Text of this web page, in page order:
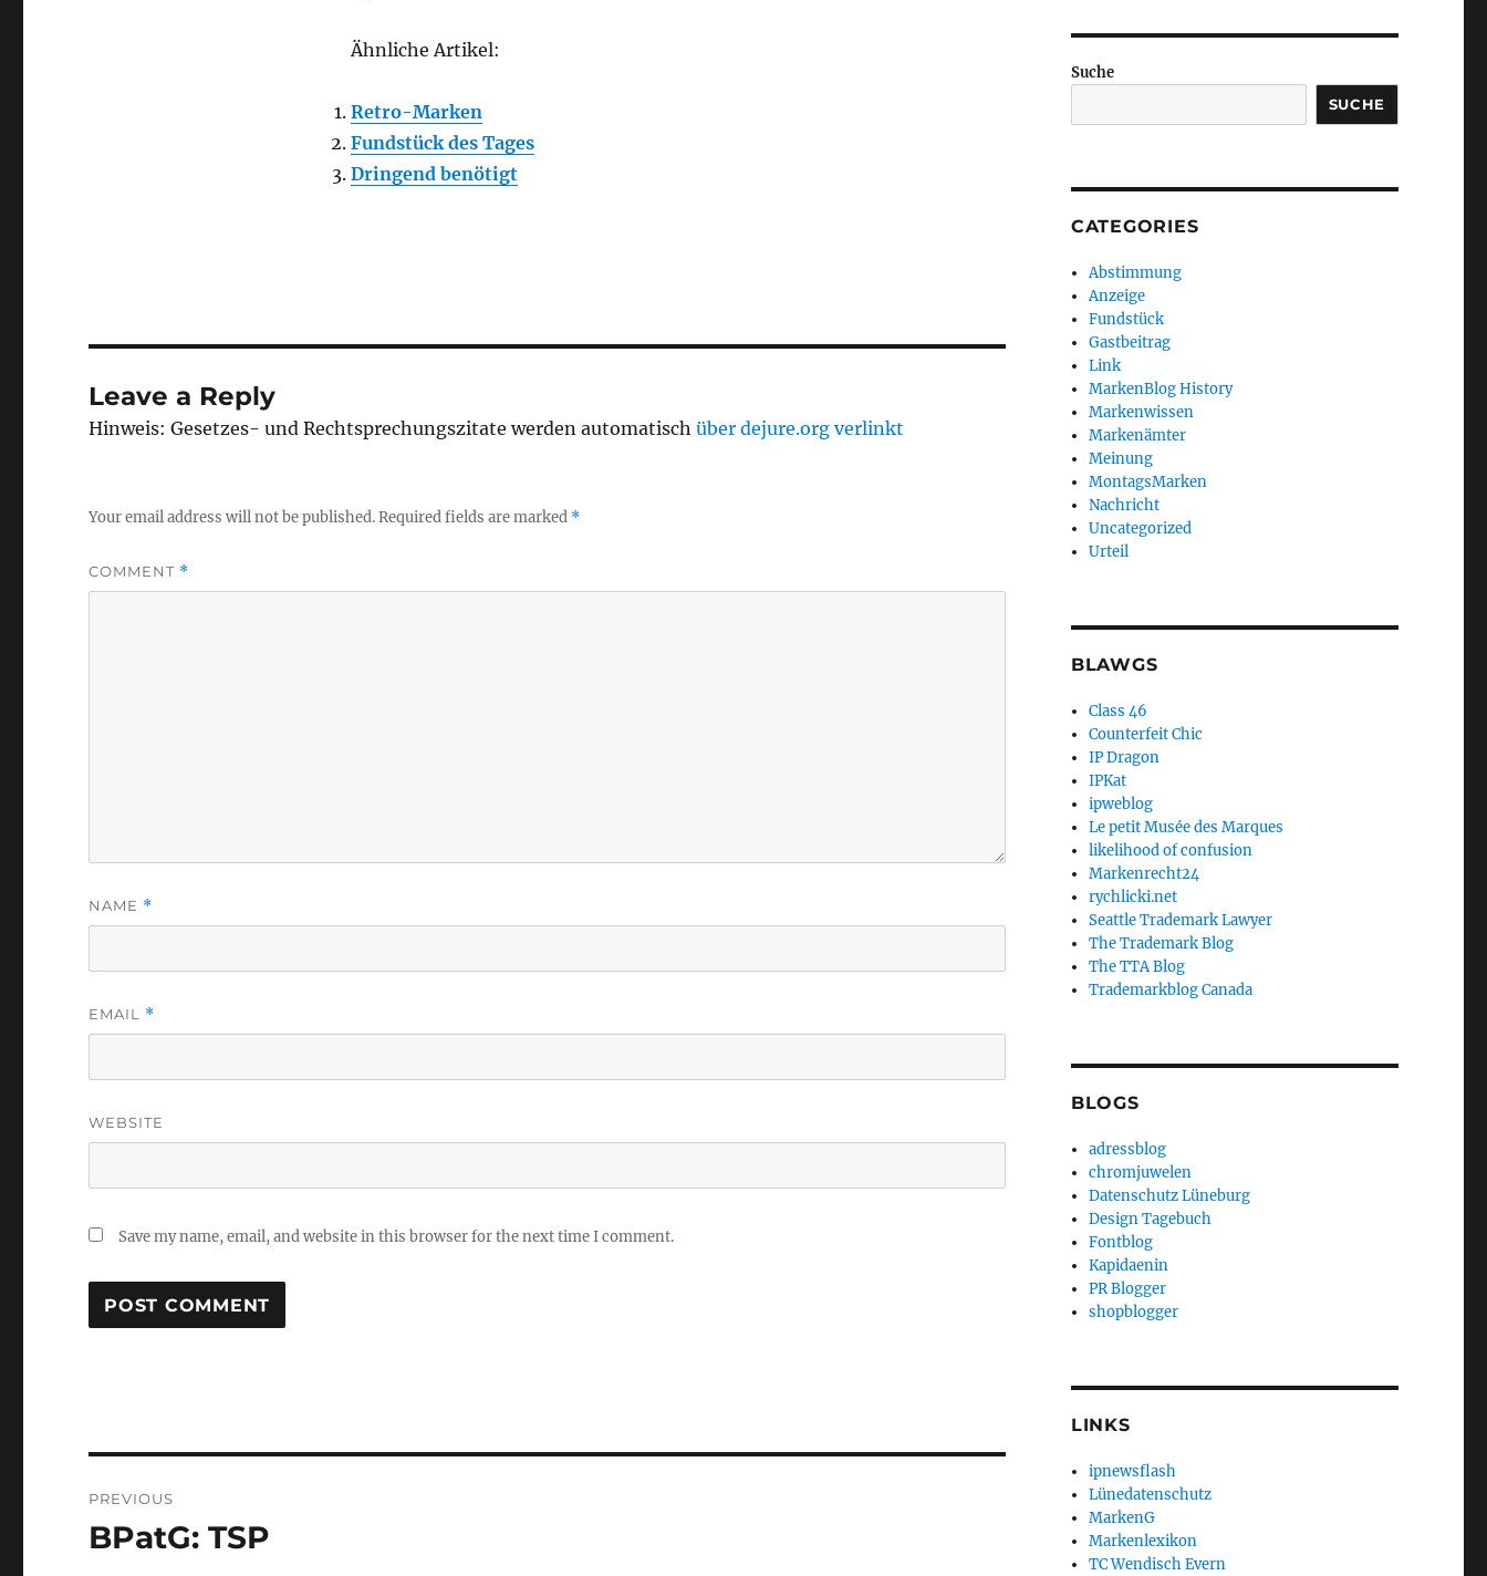
Ähnliche Artikel:
Retro-Marken
Fundstück des Tages
Dringend benötigt
Leave a Reply
Hinweis: Gesetzes- und Rechtsprechungszitate werden automatischüber dejure.org verlinkt
Your email address will not be published.Required fields are marked *
COMMENT *
NAME *
EMAIL *
WEBSITE
Save my name, email, and website in this browser for the next time I comment.
navigation
PREVIOUS
Previous
BPatG: TSP
Suche
SUCHE
CATEGORIES
Abstimmung
Anzeige
Fundstück
Gastbeitrag
Link
MarkenBlog History
Markenwissen
Markenämter
Meinung
MontagsMarken
Nachricht
Uncategorized
Urteil
BLAWGS
Class 46
Counterfeit Chic
IP Dragon
IPKat
ipweblog
Le petit Musée des Marques
likelihood of confusion
Markenrecht24
rychlicki.net
Seattle Trademark Lawyer
The Trademark Blog
The TTA Blog
Trademarkblog Canada
BLOGS
adressblog
chromjuwelen
Datenschutz Lüneburg
Design Tagebuch
Fontblog
Kapidaenin
PR Blogger
shopblogger
LINKS
ipnewsflash
Lünedatenschutz
MarkenG
Markenlexikon
TC Wendisch Evern